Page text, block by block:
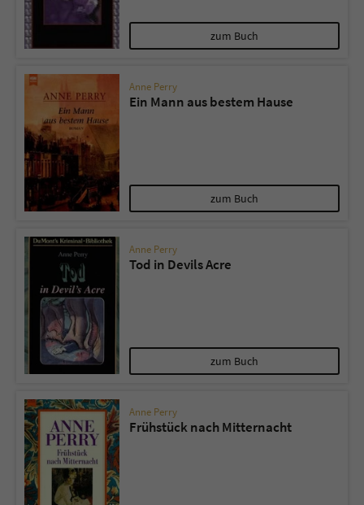
zum Buch
Anne Perry
Ein Mann aus bestem Hause
zum Buch
Anne Perry
Tod in Devils Acre
zum Buch
Anne Perry
Frühstück nach Mitternacht